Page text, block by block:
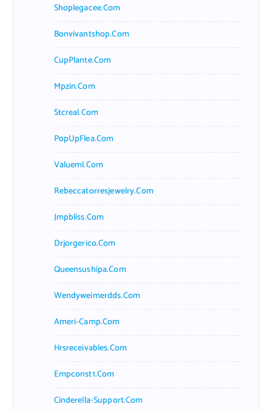
Shoplegacee.com
Bonvivantshop.com
CupPlante.com
Mpzin.com
Stcreal.com
PopUpFlea.com
Valueml.com
Rebeccatorresjewelry.com
Jmpbliss.com
Drjorgerico.com
Queensushipa.com
Wendyweimerdds.com
Ameri-Camp.com
Hrsreceivables.com
Empconst1.com
Cinderella-Support.com